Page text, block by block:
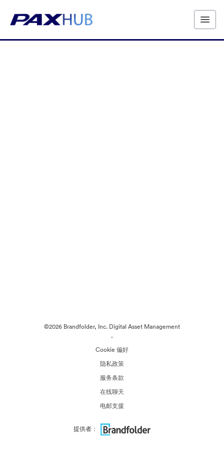
©2026 Brandfolder, Inc. Digital Asset Management
·
Cookie 偏好
隐私政策
服务条款
在线聊天
电邮支援
提供者：